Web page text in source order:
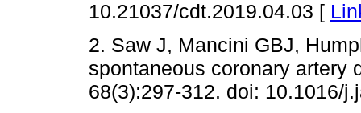
10.21037/cdt.2019.04.03 [
2. Saw J, Mancini GBJ,
spontaneous coronary artery
68(3):297-312. doi: 10.1016/